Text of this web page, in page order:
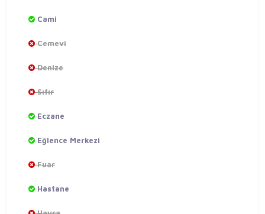
Cami
Cemevi
Denize
Sıfır
Eczane
Eğlence Merkezi
Fuar
Hastane